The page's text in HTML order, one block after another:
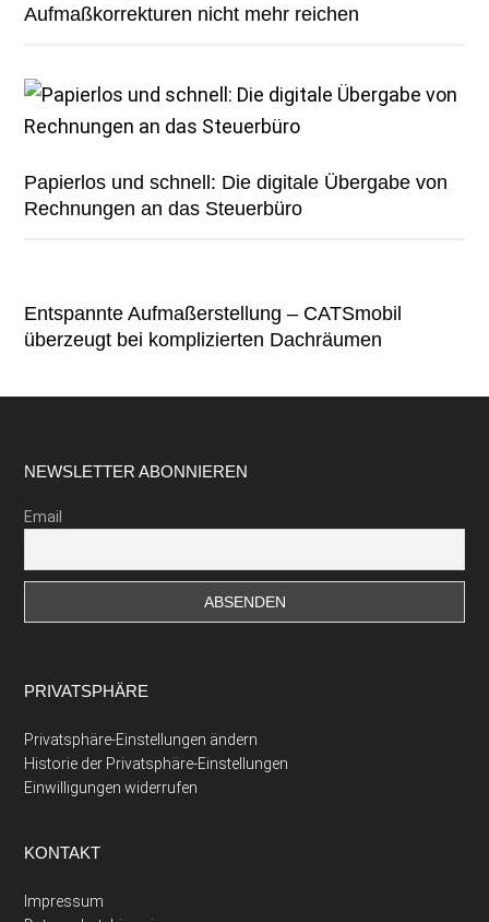
Aufmaßkorrekturen nicht mehr reichen
Papierlos und schnell: Die digitale Übergabe von
Rechnungen an das Steuerbüro
Entspannte Aufmaßerstellung – CATSmobil
überzeugt bei komplizierten Dachräumen
Footer
NEWSLETTER ABONNIEREN
Email
PRIVATSPHÄRE
Privatsphäre-Einstellungen ändern
Historie der Privatsphäre-Einstellungen
Einwilligungen widerrufen
KONTAKT
Impressum